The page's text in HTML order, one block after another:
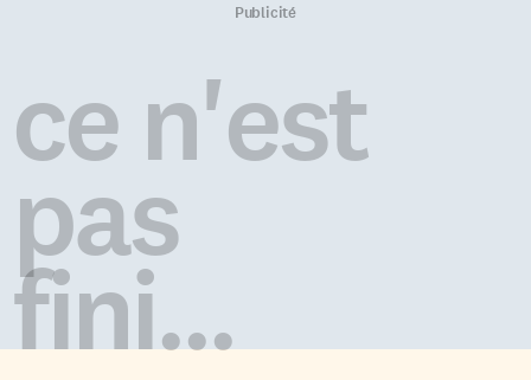
et professionnelle, offrant ainsi
programme CPPS et métiers, La
Maison s’engage à favoriser
l’insertion professionnelle et
violence dans la société. Ce
programme propose deux
volets: […]
milieu qui ont participé au
domaines, cette unité promet
d’apporter un regard
transdisciplinaire et exhaustif
Publicité
ce n'est
pas
fini...